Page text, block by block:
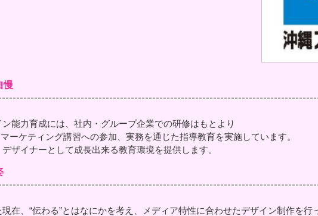
慢
能力育成には、社内・グループ企業での研修はもとより
ーケティング講習への参加、実務を通じた指導教育を実施しています。
ザイナーとして成長出来る教育環境を提供します。
在、“伝わる”とはなにかを考え、メディア特性に合わせたデザイン制作を行